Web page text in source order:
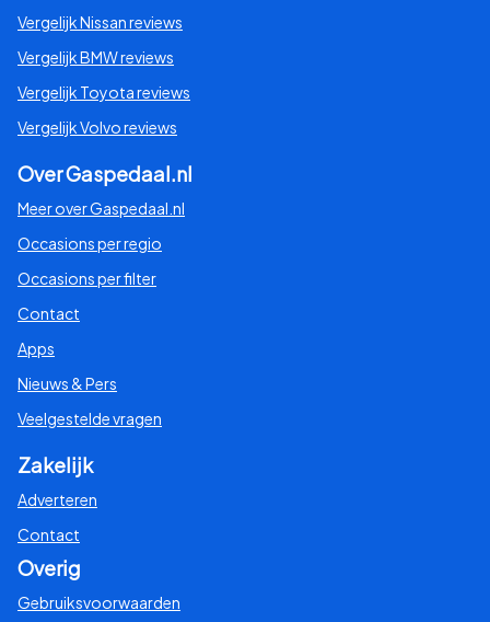
Vergelijk Nissan reviews
Vergelijk BMW reviews
Vergelijk Toyota reviews
Vergelijk Volvo reviews
Over Gaspedaal.nl
Meer over Gaspedaal.nl
Occasions per regio
Occasions per filter
Contact
Apps
Nieuws & Pers
Veelgestelde vragen
Zakelijk
Adverteren
Contact
Overig
Gebruiksvoorwaarden